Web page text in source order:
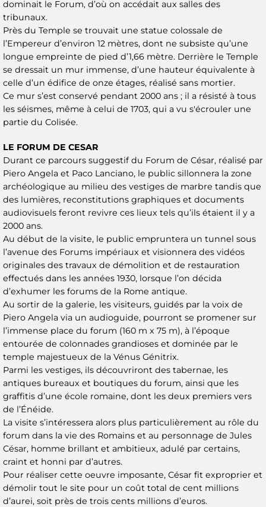
dominait le Forum, d’où on accédait aux salles des
tribunaux.
Près du Temple se trouvait une statue colossale de
l’Empereur d’environ 12 mètres, dont ne subsiste qu’une
longue empreinte de pied d’1,66 mètre. Derrière le Temple
se dressait un mur immense, d’une hauteur équivalente à
celle d’un édifice de onze étages, réalisé sans mortier.
Ce mur s’est conservé pendant 2000 ans ; il a résisté à tous
les séismes, même à celui de 1703, qui a vu s'écrouler une
partie du Colisée.
LE FORUM DE CESAR
Durant ce parcours suggestif du Forum de César, réalisé par
Piero Angela et Paco Lanciano, le public sillonnera la zone
archéologique au milieu des vestiges de marbre tandis que
des lumières, reconstitutions graphiques et documents
audiovisuels feront revivre ces lieux tels qu’ils étaient il y a
2000 ans.
Au début de la visite, le public empruntera un tunnel sous
l’avenue des Forums impériaux et visionnera des vidéos
originales des travaux de démolition et de restauration
effectués dans les années 1930, lorsque l’on décida
d’exhumer les forums de la Rome antique.
Au sortir de la galerie, les visiteurs, guidés par la voix de
Piero Angela via un audioguide, pourront se promener sur
l’immense place du forum (160 m x 75 m), à l’époque
entourée de colonnades grandioses et dominée par le
temple majestueux de la Vénus Génitrix.
Parmi les vestiges, ils découvriront des tabernae, les
antiques bureaux et boutiques du forum, ainsi que les
graffitis d’une école romaine, dont les deux premiers vers
de l’Énéide.
La visite s’intéressera alors plus particulièrement au rôle du
forum dans la vie des Romains et au personnage de Jules
César, homme brillant et ambitieux, adulé par certains,
craint et honni par d’autres.
Pour réaliser cette oeuvre imposante, César fit exproprier et
démolir tout le site pour un coût total de cent millions
d’aurei, soit près de trois cents millions d’euros.